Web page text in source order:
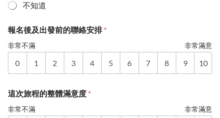
不知道
報名後及出發前的聯絡安排*
非常不滿 非常滿意
0 1 2 3 4 5 6 7 8 9 10
這次旅程的整體滿意度 *
非常不滿 非常滿意